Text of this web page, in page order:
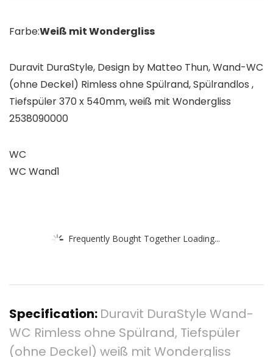
Farbe:Weiß mit Wondergliss
Duravit DuraStyle, Design by Matteo Thun, Wand-WC
(ohne Deckel) Rimless ohne Spülrand, Spülrandlos ,
Tiefspüler 370 x 540mm, weiß mit Wondergliss
2538090000
WC
WC Wand1
Frequently Bought Together Loading...
Specification: Duravit DuraStyle Wand-
WC Rimless ohne Spülrand, Tiefspüler
(ohne Deckel) weiß mit Wondergliss